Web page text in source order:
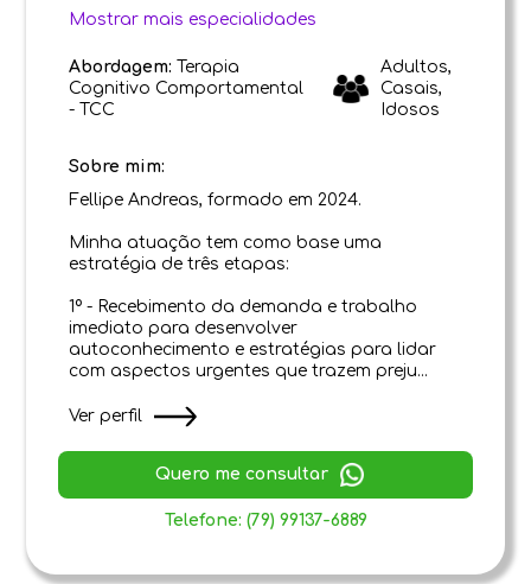
Mostrar mais especialidades
Abordagem: Terapia
Cognitivo Comportamental
- TCC
Adultos,
Casais,
Idosos
Sobre mim:
Fellipe Andreas, formado em 2024.
Minha atuação tem como base uma
estratégia de três etapas:
1º - Recebimento da demanda e trabalho
imediato para desenvolver
autoconhecimento e estratégias para lidar
com aspectos urgentes que trazem preju...
Ver perfil
Quero me consultar
Telefone: (79) 99137-6889